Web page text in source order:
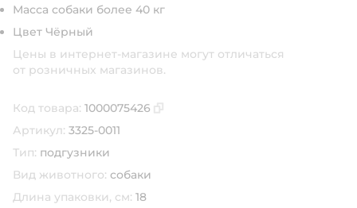
Масса собаки более 40 кг
Цвет Чёрный
Цены в интернет-магазине могут отличаться
от розничных магазинов.
Код товара: 1000075426
Артикул: 3325-0011
Тип: подгузники
Вид животного: собаки
Длина упаковки, см: 18